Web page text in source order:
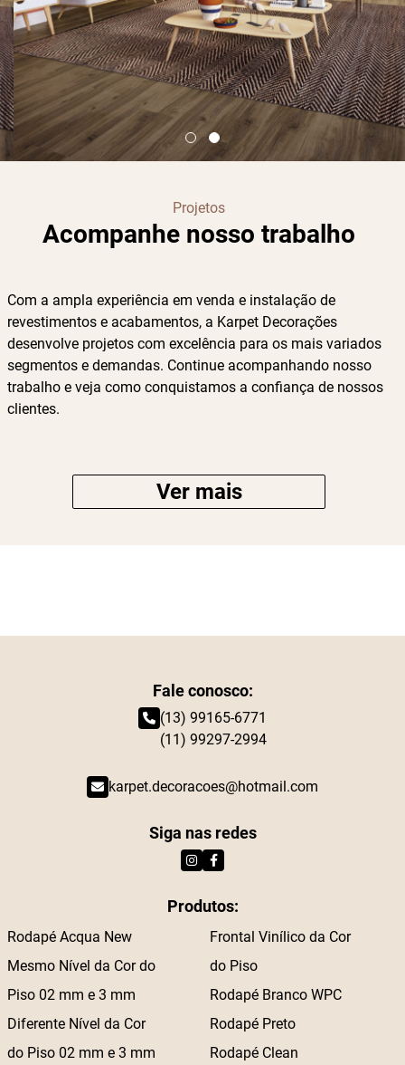
Projetos
Acompanhe nosso trabalho
Com a ampla experiência em venda e instalação de
revestimentos e acabamentos, a Karpet Decorações
desenvolve projetos com excelência para os mais variados
segmentos e demandas. Continue acompanhando nosso
trabalho e veja como conquistamos a confiança de nossos
clientes.
Ver mais
Fale conosco:
(13) 99165-6771
(11) 99297-2994
karpet.decoracoes@hotmail.com
Siga nas redes
Produtos:
Rodapé Acqua New
Mesmo Nível da Cor do
Piso 02 mm e 3 mm
Diferente Nível da Cor
do Piso 02 mm e 3 mm
Frontal Vinílico da Cor
do Piso
Rodapé Branco WPC
Rodapé Preto
Rodapé Clean